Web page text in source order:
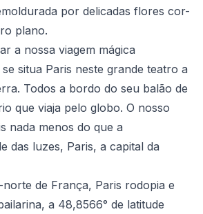
por delicadas flores cor-
plano.
a nossa viagem mágica
situa Paris neste grande teatro a
Todos a bordo do seu balão de
que viaja pelo globo. O nosso
nada menos do que a
das luzes, Paris, a capital da
de França, Paris rodopia e
a 48,8566° de latitude